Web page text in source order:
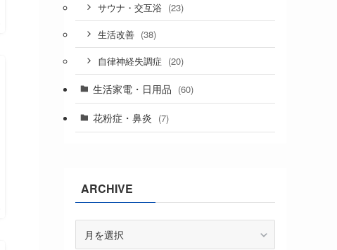
サウナ・交互浴 (23)
生活改善 (38)
自律神経失調症 (20)
生活家電・日用品 (60)
花粉症・鼻炎 (7)
ARCHIVE
ARCHIVE